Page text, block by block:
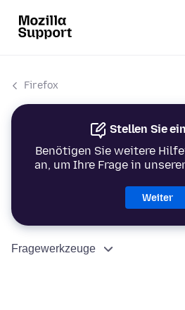
Firefox
Stellen Sie
Benötigen Sie weitere
an, um Ihre Frage in
Weiter
Fragewerkzeuge